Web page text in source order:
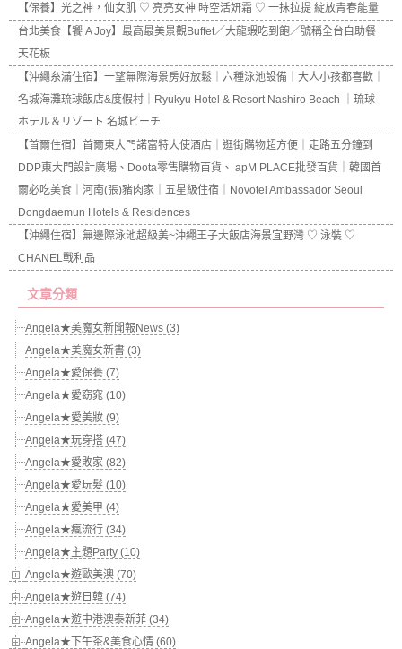
【保養】光之神，仙女肌 ♡ 亮亮女神 時空活妍霜 ♡ 一抹拉提 綻放青春能量
台北美食【饗 A Joy】最高最美景觀Buffet／大龍蝦吃到飽／號稱全台自助餐
天花板
【沖繩糸滿住宿】一望無際海景房好放鬆｜六種泳池設備｜大人小孩都喜歡｜
名城海灘琉球飯店&度假村｜Ryukyu Hotel & Resort Nashiro Beach ｜琉球
ホテル＆リゾート 名城ビーチ
【首爾住宿】首爾東大門諾富特大使酒店｜逛街購物超方便｜走路五分鐘到
DDP東大門設計廣場、Doota零售購物百貨、 apM PLACE批發百貨｜韓國首
爾必吃美食｜河南(張)豬肉家｜五星級住宿｜Novotel Ambassador Seoul
Dongdaemun Hotels & Residences
【沖繩住宿】無邊際泳池超級美~沖繩王子大飯店海景宜野灣 ♡ 泳裝 ♡
CHANEL戰利品
文章分類
Angela★美魔女新聞報News (3)
Angela★美魔女新書 (3)
Angela★愛保養 (7)
Angela★愛窈窕 (10)
Angela★愛美妝 (9)
Angela★玩穿搭 (47)
Angela★愛敗家 (82)
Angela★愛玩髮 (10)
Angela★愛美甲 (4)
Angela★瘋流行 (34)
Angela★主題Party (10)
Angela★遊歐美澳 (70)
Angela★遊日韓 (74)
Angela★遊中港澳泰新菲 (34)
Angela★下午茶&美食心情 (60)